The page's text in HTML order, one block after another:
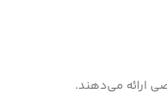
ارائه می‌دهند.